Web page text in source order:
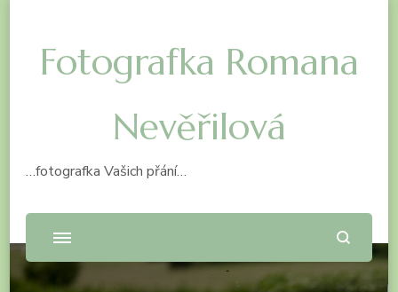
Fotografka Romana
Nevěřilová
…fotografka Vašich přání…